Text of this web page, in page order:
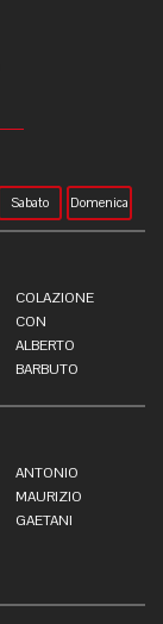
Sabato Domenica
COLAZIONE
CON
ALBERTO
BARBUTO
ANTONIO
MAURIZIO
GAETANI